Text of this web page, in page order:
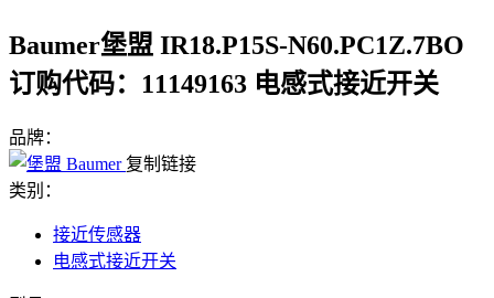
Baumer堡盟 IR18.P15S-N60.PC1Z.7BO
订购代码：11149163 电感式接近开关
品牌：
复制链接
类别：
接近传感器
电感式接近开关